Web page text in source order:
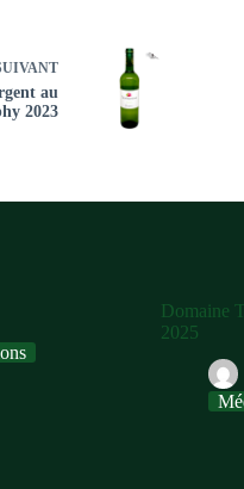
au
2023
Domaine
2025